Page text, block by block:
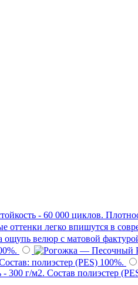
- 60 000 циклов.
легко впишутся в
велюр с матовой
полиэстер (PES) 100%.
300 г/м2. Состав полиэстер